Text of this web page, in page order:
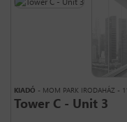
KIADÓ - MOM PARK IRODAHÁZ -
Tower C - Unit 3